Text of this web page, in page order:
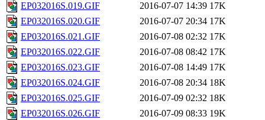
EP032016S.019.GIF
2016-07-07 14:39 17K
EP032016S.020.GIF
2016-07-07 20:34 17K
EP032016S.021.GIF
2016-07-08 02:32 17K
EP032016S.022.GIF
2016-07-08 08:42 17K
EP032016S.023.GIF
2016-07-08 14:49 17K
EP032016S.024.GIF
2016-07-08 20:34 18K
EP032016S.025.GIF
2016-07-09 02:32 18K
EP032016S.026.GIF
2016-07-09 08:33 19K